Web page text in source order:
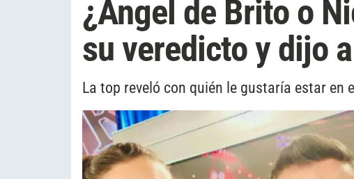
¿Ángel de Brito o
su veredicto y dijo
La top reveló con quién le gustaría estar en